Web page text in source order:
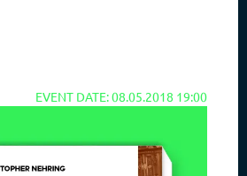
EVENT DATE: 08.05.2018 19:00